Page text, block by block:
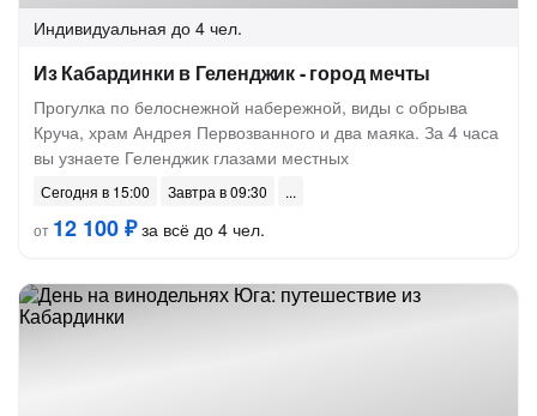
Индивидуальная до 4 чел.
Из Кабардинки в Геленджик - город мечты
Прогулка по белоснежной набережной, виды с обрыва
Круча, храм Андрея Первозванного и два маяка. За 4 часа
вы узнаете Геленджик глазами местных
Сегодня в 15:00
Завтра в 09:30
от 12 100 ₽за всё до 4 чел.